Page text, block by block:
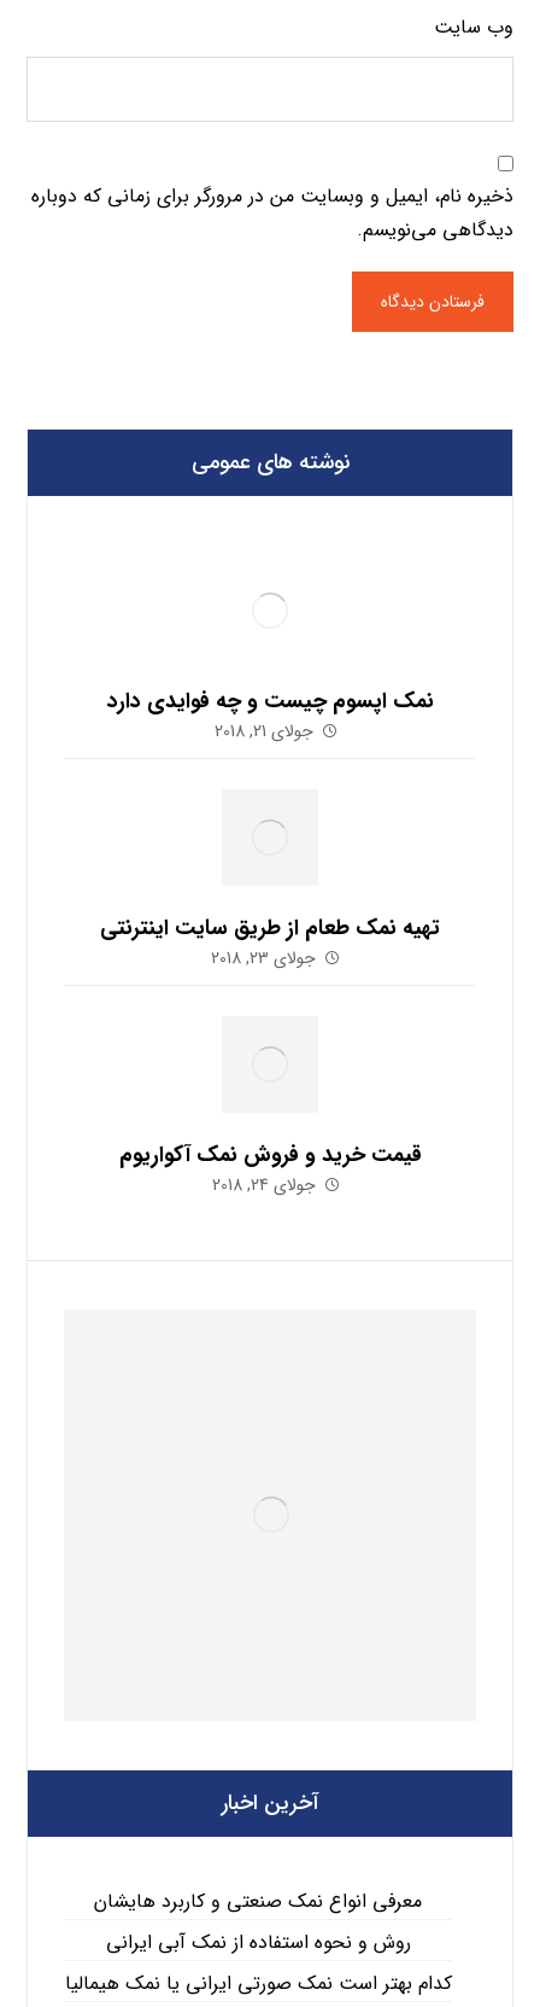
وب‌ سایت
ذخیره نام، ایمیل و وبسایت من در مرورگر برای زمانی که دوباره
دیدگاهی می‌نویسم.
نوشته های عمومی
نمک اپسوم چیست و چه فوایدی دارد
جولای 21, 2018
تهیه نمک طعام از طریق سایت اینترنتی
جولای 23, 2018
قیمت خرید و فروش نمک آکواریوم
جولای 24, 2018
آخرین اخبار
معرفی انواع نمک صنعتی و کاربرد هایشان
روش و نحوه استفاده از نمک آبی ایرانی
کدام بهتر است نمک صورتی ایرانی یا نمک هیمالیا